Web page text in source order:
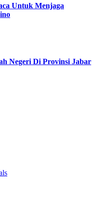
Untuk Menjaga
Negeri Di Provinsi Jabar